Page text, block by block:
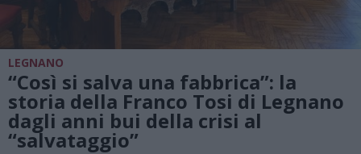
LEGNANO
“Così si salva una fabbrica”: la
storia della Franco Tosi di Legnano
dagli anni bui della crisi al
“salvataggio”